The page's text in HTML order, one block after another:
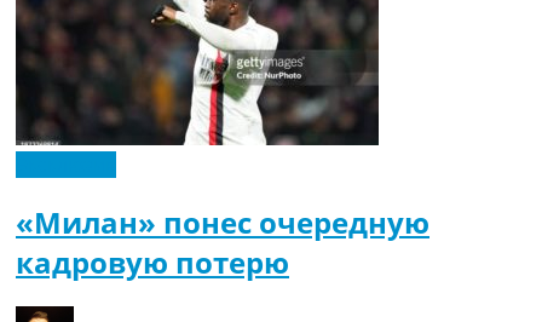
«Милан» понес очередную
кадровую потерю